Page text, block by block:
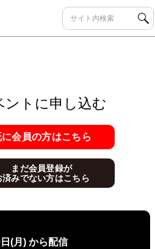
ントに申し込む
に会員の方はこちら
まだ会員登録が
済みでない方はこちら
(月) から配信